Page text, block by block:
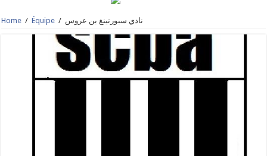
Home / Équipe / نادي سبورتينغ بن عروس